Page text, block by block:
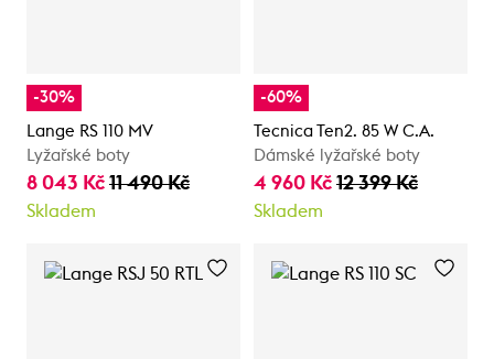
-30%
Lange RS 110 MV
Lyžařské boty
8 043 Kč 11 490 Kč
Skladem
-60%
Tecnica Ten2. 85 W C.A.
Dámské lyžařské boty
4 960 Kč 12 399 Kč
Skladem